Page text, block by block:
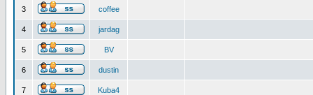
3 coffee
4 jardag
5 BV
6 dustin
7 Kuba4